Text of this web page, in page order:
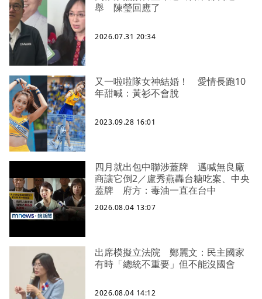
舉 陳瑩回應了
2026.07.31 20:34
又一啦啦隊女神結婚！ 愛情長跑10
年甜喊：黃衫不會脫
2023.09.28 16:01
四月就出包中聯涉蓋牌 邁喊無良廠
商讓它倒2／盧秀燕轟台糖吃案、中央
蓋牌 府方：毒油一直在台中
2026.08.04 13:07
出席模擬立法院 鄭麗文：民主國家
有時「總統不重要」但不能沒國會
2026.08.04 14:12